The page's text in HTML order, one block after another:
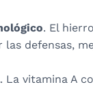
. El
defensas,
. La vitamina A